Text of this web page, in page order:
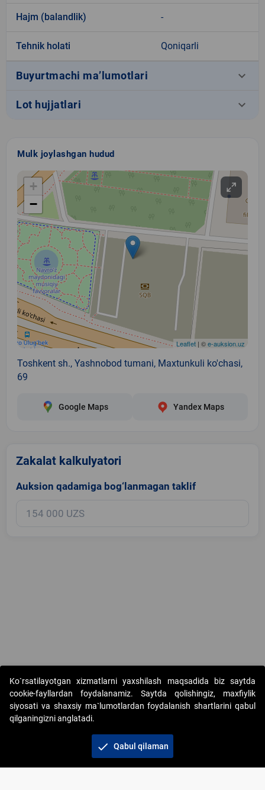
Hajm (balandlik) -
Tehnik holati Qoniqarli
Buyurtmachi ma’lumotlari keyboard_arrow_down
Lot hujjatlari keyboard_arrow_down
Mulk joylashgan hudud
+
−
Leaflet | ©e-auksion.uz
Toshkent sh., Yashnobod tumani, Maxtunkuli ko'chasi,
69
Google Maps Yandex Maps
Zakalat kalkulyatori
Auksion qadamiga bog‘lanmagan taklif
Copyright © 2017-2026. "Elektron onlayn-auksionlarni tashkil etish"
AJ. Barcha huquqlar himoyalangan
+998 71 202-21-11
Ko`rsatilayotgan xizmatlarni yaxshilash maqsadida biz saytda
cookie-fayllardan foydalanamiz. Saytda qolishingiz, maxfiylik
siyosati va shaxsiy ma`lumotlardan foydalanish shartlarini qabul
qilganingizni anglatadi.
check Qabul qilaman